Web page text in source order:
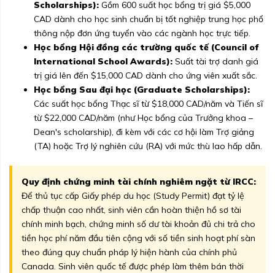
Scholarships): Gồm 600 suất học bổng trị giá $5,000
CAD dành cho học sinh chuẩn bị tốt nghiệp trung học phổ
thông nộp đơn ứng tuyển vào các ngành học trực tiếp.
Học bổng Hội đồng các trường quốc tế (Council of
International School Awards): Suất tài trợ danh giá
trị giá lên đến $15,000 CAD dành cho ứng viên xuất sắc.
Học bổng Sau đại học (Graduate Scholarships):
Các suất học bổng Thạc sĩ từ $18,000 CAD/năm và Tiến sĩ
từ $22,000 CAD/năm (như Học bổng của Trưởng khoa –
Dean's scholarship), đi kèm với các cơ hội làm Trợ giảng
(TA) hoặc Trợ lý nghiên cứu (RA) với mức thù lao hấp dẫn.
Quy định chứng minh tài chính nghiêm ngặt từ IRCC:
Để thủ tục cấp Giấy phép du học (Study Permit) đạt tỷ lệ
chấp thuận cao nhất, sinh viên cần hoàn thiện hồ sơ tài
chính minh bạch, chứng minh số dư tài khoản đủ chi trả cho
tiền học phí năm đầu tiên cộng với số tiền sinh hoạt phí sàn
theo đúng quy chuẩn pháp lý hiện hành của chính phủ
Canada. Sinh viên quốc tế được phép làm thêm bán thời